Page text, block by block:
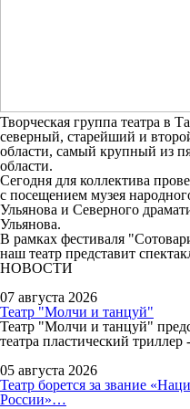
Творческая группа театра в
северный, старейший и
области, самый крупный из
области.
Сегодня для коллектива
с посещением музея
Ульянова и Северного
Ульянова.
В рамках фестиваля
наш театр представит
НОВОСТИ
07 августа 2026
Театр "Молчи и танцуй"
Театр "Молчи и танцуй"
театра пластический
05 августа 2026
Театр борется за звание
России»…